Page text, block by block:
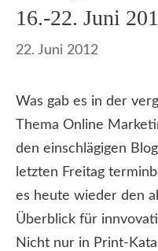
16.-22. Juni
22. Juni 2012
Was gab es in der
Thema Online
den einschlägigen
letzten Freitag
es heute wieder den
Überblick für
Nicht nur in Print-